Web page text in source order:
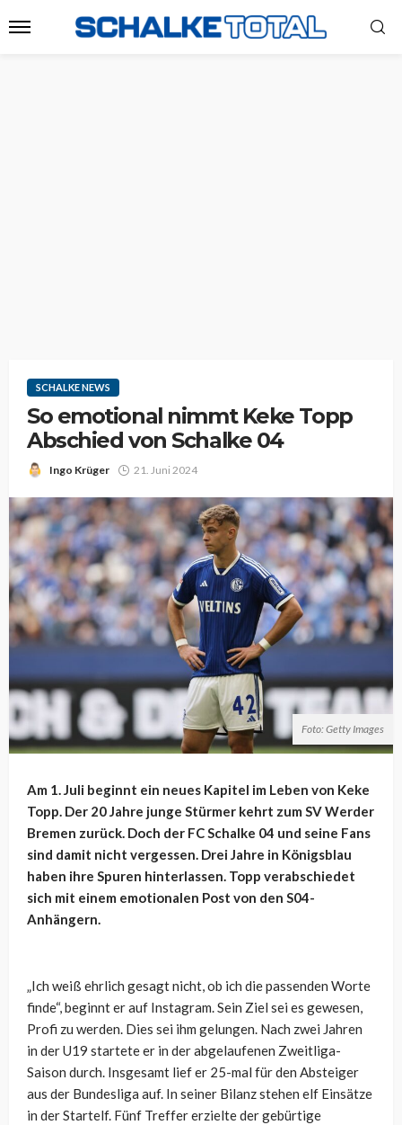
SCHALKE NEWS
So emotional nimmt Keke Topp
Abschied von Schalke 04
Ingo Krüger 21. Juni 2024
Foto: Getty Images
Am 1. Juli beginnt ein neues Kapitel im Leben von Keke
Topp. Der 20 Jahre junge Stürmer kehrt zum SV Werder
Bremen zurück. Doch der FC Schalke 04 und seine Fans
sind damit nicht vergessen. Drei Jahre in Königsblau
haben ihre Spuren hinterlassen. Topp verabschiedet
sich mit einem emotionalen Post von den S04-
Anhängern.
„Ich weiß ehrlich gesagt nicht, ob ich die passenden Worte
finde“, beginnt er auf Instagram. Sein Ziel sei es gewesen,
Profi zu werden. Dies sei ihm gelungen. Nach zwei Jahren
in der U19 startete er in der abgelaufenen Zweitliga-
Saison durch. Insgesamt lief er 25-mal für den Absteiger
aus der Bundesliga auf. In seiner Bilanz stehen elf Einsätze
in der Startelf. Fünf Treffer erzielte der gebürtige